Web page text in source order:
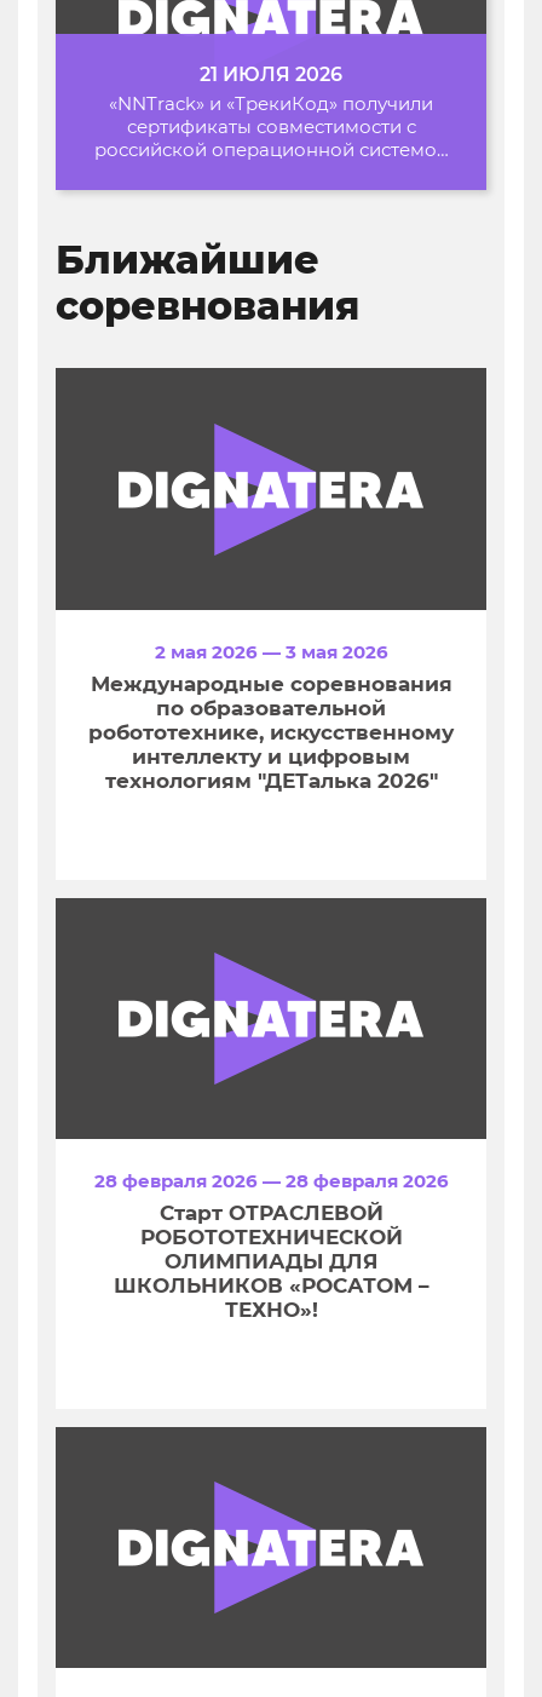
21 ИЮЛЯ 2026
«NNTrack» и «ТрекиКод» получили
сертификаты совместимости с
российской операционной системой
Ближайшие
соревнования
2 мая 2026 — 3 мая 2026
Международные соревнования
по образовательной
робототехнике, искусственному
интеллекту и цифровым
технологиям "ДЕТалька 2026"
28 февраля 2026 — 28 февраля 2026
Старт ОТРАСЛЕВОЙ
РОБОТОТЕХНИЧЕСКОЙ
ОЛИМПИАДЫ ДЛЯ
ШКОЛЬНИКОВ «РОСАТОМ –
ТЕХНО»!